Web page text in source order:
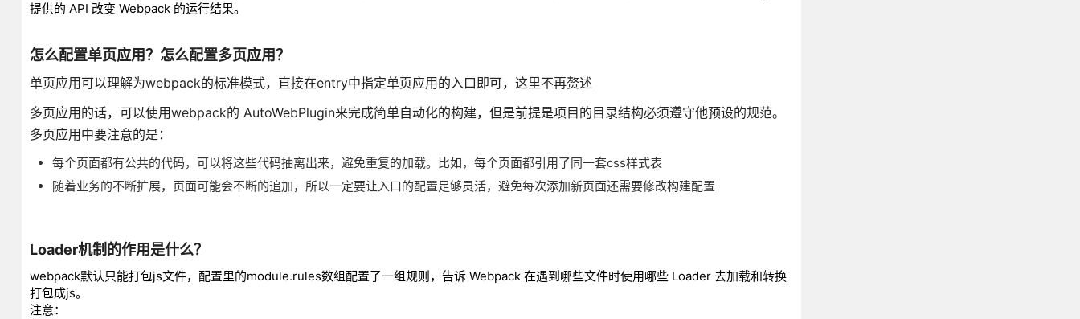
提供的 API 改变 Webpack 的运行结果。
怎么配置单页应用？怎么配置多页应用？
单页应用可以理解为webpack的标准模式，直接在entry中指定单页应用的入口即可，这里不再赘述
多页应用的话，可以使用webpack的 AutoWebPlugin来完成简单自动化的构建，但是前提是项目的目录结构必须遵守他预设的规范。
多页应用中要注意的是：
每个页面都有公共的代码，可以将这些代码抽离出来，避免重复的加载。比如，每个页面都引用了同一套css样式表
随着业务的不断扩展，页面可能会不断的追加，所以一定要让入口的配置足够灵活，避免每次添加新页面还需要修改构建配置
Loader机制的作用是什么？
webpack默认只能打包js文件，配置里的module.rules数组配置了一组规则，告诉 Webpack 在遇到哪些文件时使用哪些 Loader 去加载和转换
打包成js。
注意：